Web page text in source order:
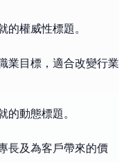
權威性標題。
業目標，適合改變行業
動態標題。
長及為客戶帶來的價